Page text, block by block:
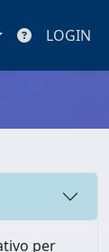
LOGIN
per